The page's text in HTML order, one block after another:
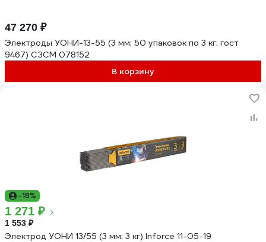
47 270 ₽
Электроды УОНИ-13-55 (3 мм; 50 упаковок по 3 кг; гост
9467) СЗСМ 078152
В корзину
-18%
1 271 ₽
1 553 ₽
Электрод УОНИ 13/55 (3 мм; 3 кг) Inforce 11-05-19